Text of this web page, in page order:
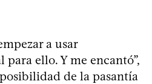
a usar
ello. Y me encantó”,
de la pasantía